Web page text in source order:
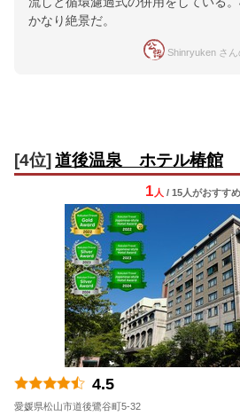
かなり絶景だ。
Shinryuken さん
[4位] 道後温泉 ホテル椿館
1 人 / 15人がおすすめ
4.5
愛媛県松山市道後鷺谷町5-32